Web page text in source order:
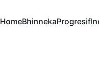
HomeBhinnekaProgresif